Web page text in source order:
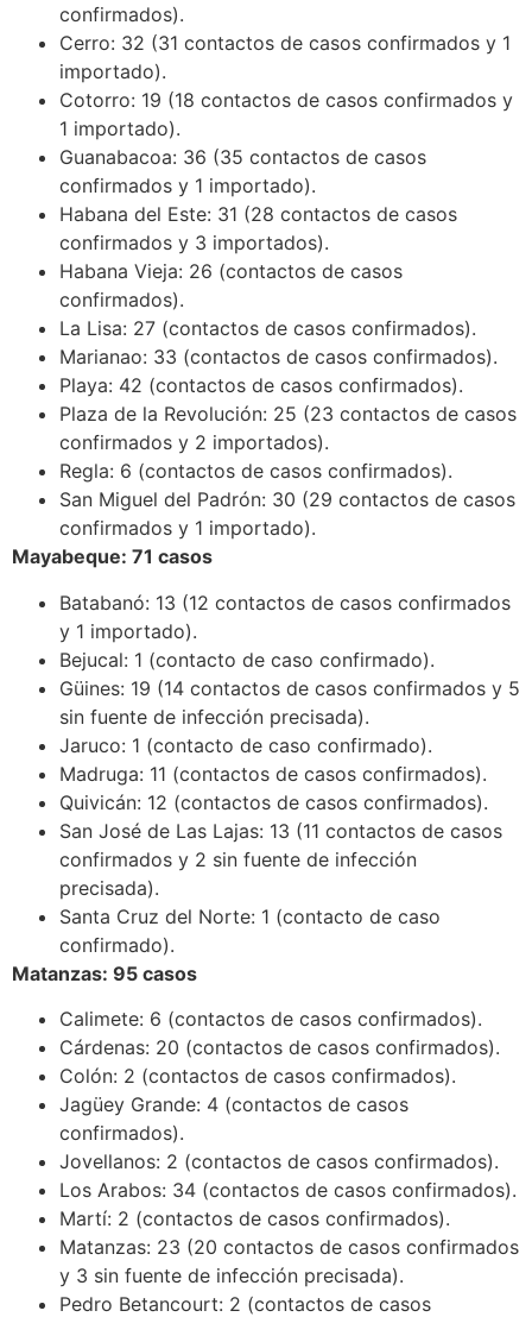
confirmados).
Cerro: 32 (31 contactos de casos confirmados y 1
importado).
Cotorro: 19 (18 contactos de casos confirmados y
1 importado).
Guanabacoa: 36 (35 contactos de casos
confirmados y 1 importado).
Habana del Este: 31 (28 contactos de casos
confirmados y 3 importados).
Habana Vieja: 26 (contactos de casos
confirmados).
La Lisa: 27 (contactos de casos confirmados).
Marianao: 33 (contactos de casos confirmados).
Playa: 42 (contactos de casos confirmados).
Plaza de la Revolución: 25 (23 contactos de casos
confirmados y 2 importados).
Regla: 6 (contactos de casos confirmados).
San Miguel del Padrón: 30 (29 contactos de casos
confirmados y 1 importado).
Mayabeque: 71 casos
Batabanó: 13 (12 contactos de casos confirmados
y 1 importado).
Bejucal: 1 (contacto de caso confirmado).
Güines: 19 (14 contactos de casos confirmados y 5
sin fuente de infección precisada).
Jaruco: 1 (contacto de caso confirmado).
Madruga: 11 (contactos de casos confirmados).
Quivicán: 12 (contactos de casos confirmados).
San José de Las Lajas: 13 (11 contactos de casos
confirmados y 2 sin fuente de infección
precisada).
Santa Cruz del Norte: 1 (contacto de caso
confirmado).
Matanzas: 95 casos
Calimete: 6 (contactos de casos confirmados).
Cárdenas: 20 (contactos de casos confirmados).
Colón: 2 (contactos de casos confirmados).
Jagüey Grande: 4 (contactos de casos
confirmados).
Jovellanos: 2 (contactos de casos confirmados).
Los Arabos: 34 (contactos de casos confirmados).
Martí: 2 (contactos de casos confirmados).
Matanzas: 23 (20 contactos de casos confirmados
y 3 sin fuente de infección precisada).
Pedro Betancourt: 2 (contactos de casos